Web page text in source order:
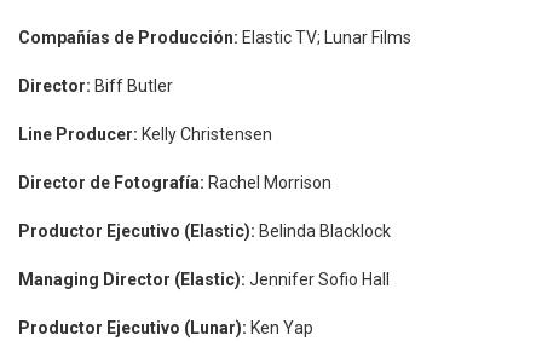
Compañías de Producción: Elastic TV; Lunar Films
Director: Biff Butler
Line Producer: Kelly Christensen
Director de Fotografía: Rachel Morrison
Productor Ejecutivo (Elastic): Belinda Blacklock
Managing Director (Elastic): Jennifer Sofio Hall
Productor Ejecutivo (Lunar): Ken Yap